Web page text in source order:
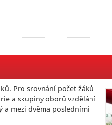
Pro srovnání počet žáků
a skupiny oborů vzdělání
a mezi dvěma posledními